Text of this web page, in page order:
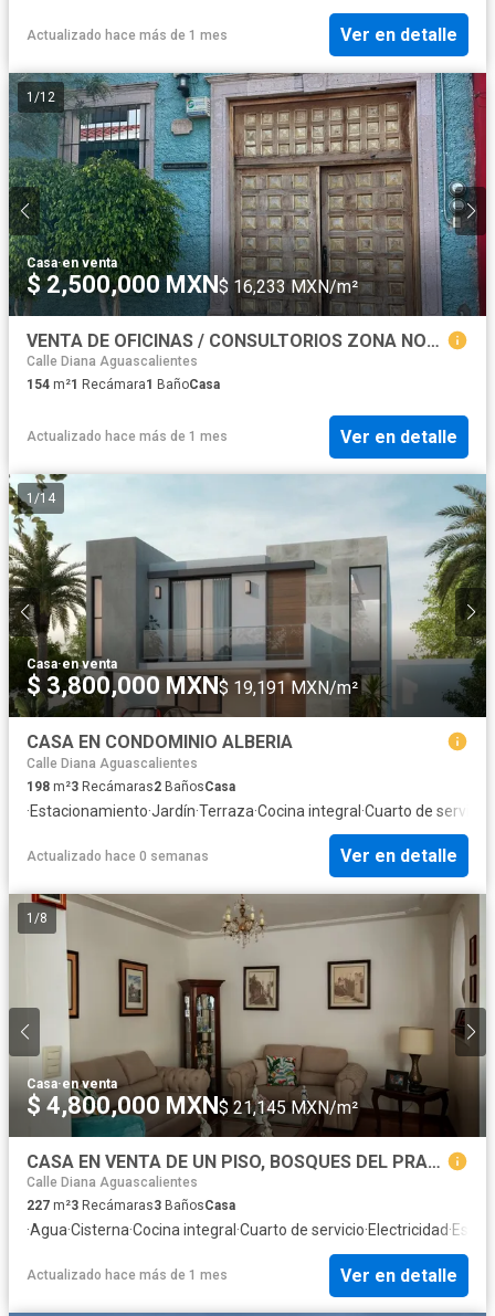
Actualizado hace más de 1 mes Ver en detalle
1 /12
Casa·en venta
$ 2,500,000 MXN$ 16,233 MXN/m²
VENTA DE OFICINAS / CONSULTORIOS ZONA NORTE
Calle Diana Aguascalientes
154 m²1 Recámara1 BañoCasa
Actualizado hace más de 1 mes Ver en detalle
1 /14
Casa·en venta
$ 3,800,000 MXN$ 19,191 MXN/m²
CASA EN CONDOMINIO ALBERIA
Calle Diana Aguascalientes
198 m²3 Recámaras2 BañosCasa
·Estacionamiento·Jardín·Terraza·Cocina integral ·Cuarto de servicio
Actualizado hace 0 semanas Ver en detalle
1 /8
Casa·en venta
$ 4,800,000 MXN$ 21,145 MXN/m²
CASA EN VENTA DE UN PISO, BOSQUES DEL PRADO SUR, AGUASCALIENTES
Calle Diana Aguascalientes
227 m²3 Recámaras3 BañosCasa
·Agua·Cisterna·Cocina integral ·Cuarto de servicio·Electricidad·
Actualizado hace más de 1 mes Ver en detalle